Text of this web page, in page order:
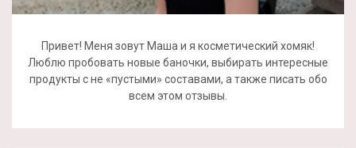
Привет! Меня зовут Маша и я косметический хомяк!
Люблю пробовать новые баночки, выбирать интересные
продукты с не «пустыми» составами, а также писать обо
всем этом отзывы.